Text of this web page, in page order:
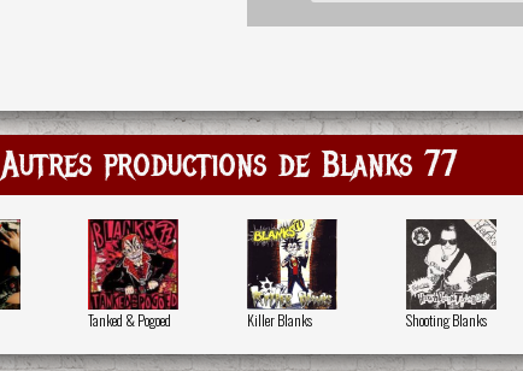
Autres productions de Blanks 77
Tanked & Pogoed Killer Blanks Shooting Blanks